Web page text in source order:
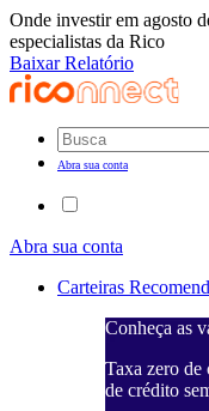
Onde investir em agosto
especialistas da Rico
Baixar Relatório
Abra sua conta
Abra sua conta
Carteiras
Conheça as
Taxa zero de
de crédito